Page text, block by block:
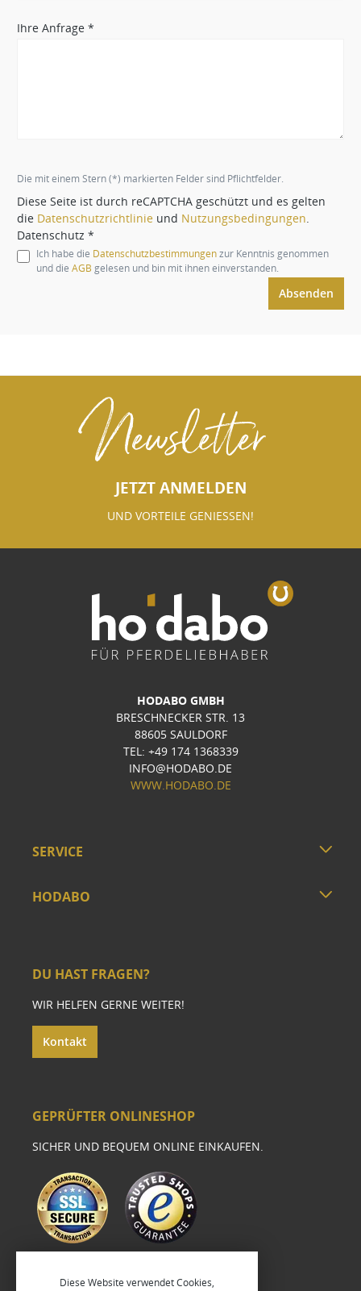
Ihre Anfrage *
Die mit einem Stern (*) markierten Felder sind Pflichtfelder.
Diese Seite ist durch reCAPTCHA geschützt und es gelten
die Datenschutzrichtlinie und Nutzungsbedingungen.
Datenschutz *
Ich habe die Datenschutzbestimmungenzur Kenntnis genommen
und die AGB gelesen und bin mit ihnen einverstanden.
Absenden
Newsletter
JETZT ANMELDEN
UND VORTEILE GENIESSEN!
HODABO GMBH
BRESCHNECKER STR. 13
88605 SAULDORF
TEL: +49 174 1368339
INFO@HODABO.DE
WWW.HODABO.DE
SERVICE
HODABO
DU HAST FRAGEN?
WIR HELFEN GERNE WEITER!
Kontakt
GEPRÜFTER ONLINESHOP
SICHER UND BEQUEM ONLINE EINKAUFEN.
Diese Website verwendet Cookies,